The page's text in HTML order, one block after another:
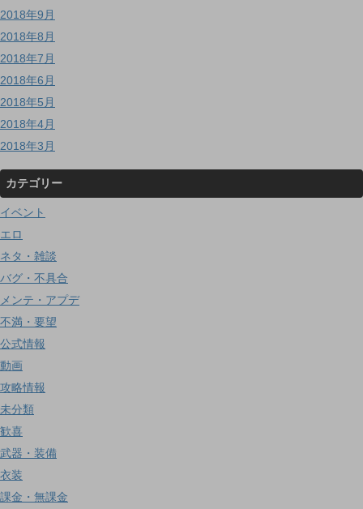
2018年9月
2018年8月
2018年7月
2018年6月
2018年5月
2018年4月
2018年3月
カテゴリー
イベント
エロ
ネタ・雑談
バグ・不具合
メンテ・アプデ
不満・要望
公式情報
動画
攻略情報
未分類
歓喜
武器・装備
衣装
課金・無課金